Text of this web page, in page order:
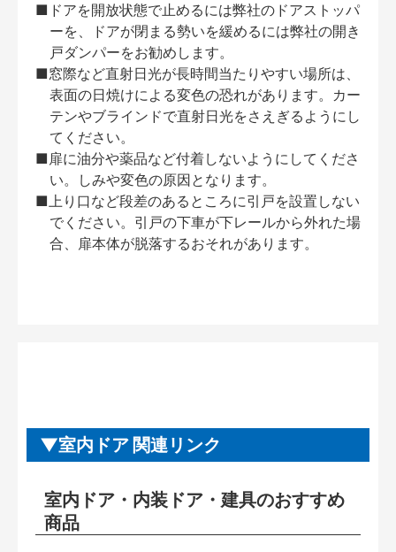
■ドアを開放状態で止めるには弊社のドアストッパ
ーを、ドアが閉まる勢いを緩めるには弊社の開き
戸ダンパーをお勧めします。
■窓際など直射日光が長時間当たりやすい場所は、
表面の日焼けによる変色の恐れがあります。カー
テンやブラインドで直射日光をさえぎるようにし
てください。
■扉に油分や薬品など付着しないようにしてくださ
い。しみや変色の原因となります。
■上り口など段差のあるところに引戸を設置しない
でください。引戸の下車が下レールから外れた場
合、扉本体が脱落するおそれがあります。
室内ドア 関連リンク
室内ドア・内装ドア・建具のおすすめ
商品